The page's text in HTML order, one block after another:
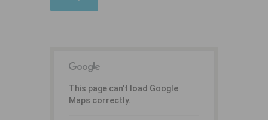
This page can't load Google
Maps correctly.